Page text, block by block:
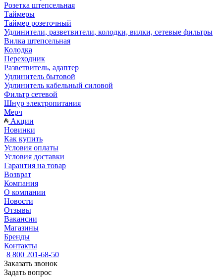
Розетка штепсельная
Таймеры
Таймер розеточный
Удлинители, разветвители, колодки, вилки, сетевые фильтры
Вилка штепсельная
Колодка
Переходник
Разветвитель, адаптер
Удлинитель бытовой
Удлинитель кабельный силовой
Фильтр сетевой
Шнур электропитания
Мерч
Акции
Новинки
Как купить
Условия оплаты
Условия доставки
Гарантия на товар
Возврат
Компания
О компании
Новости
Отзывы
Вакансии
Магазины
Бренды
Контакты
8 800 201-68-50
Заказать звонок
Задать вопрос